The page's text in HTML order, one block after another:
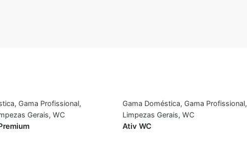
, Gama Profissional,
Gerais, WC
Gama Doméstica, Gama Profissional,
Limpezas Gerais, WC
Ativ WC